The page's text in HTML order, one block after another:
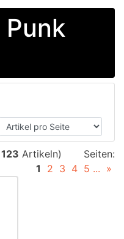
Punk
123 Artikeln)
Seiten:
1
2 3 4 5 ... »